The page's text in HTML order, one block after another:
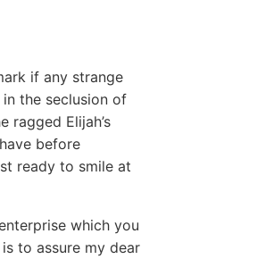
if any strange
the seclusion of
ragged Elijah’s
before
ready to smile at
which you
is to assure my dear